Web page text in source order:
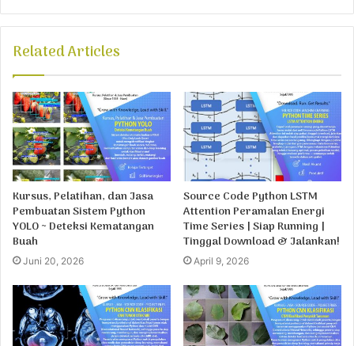
Related Articles
Kursus, Pelatihan, dan Jasa
Pembuatan Sistem Python
YOLO ~ Deteksi Kematangan
Buah
Juni 20, 2026
Source Code Python LSTM
Attention Peramalan Energi
Time Series | Siap Running |
Tinggal Download & Jalankan!
April 9, 2026